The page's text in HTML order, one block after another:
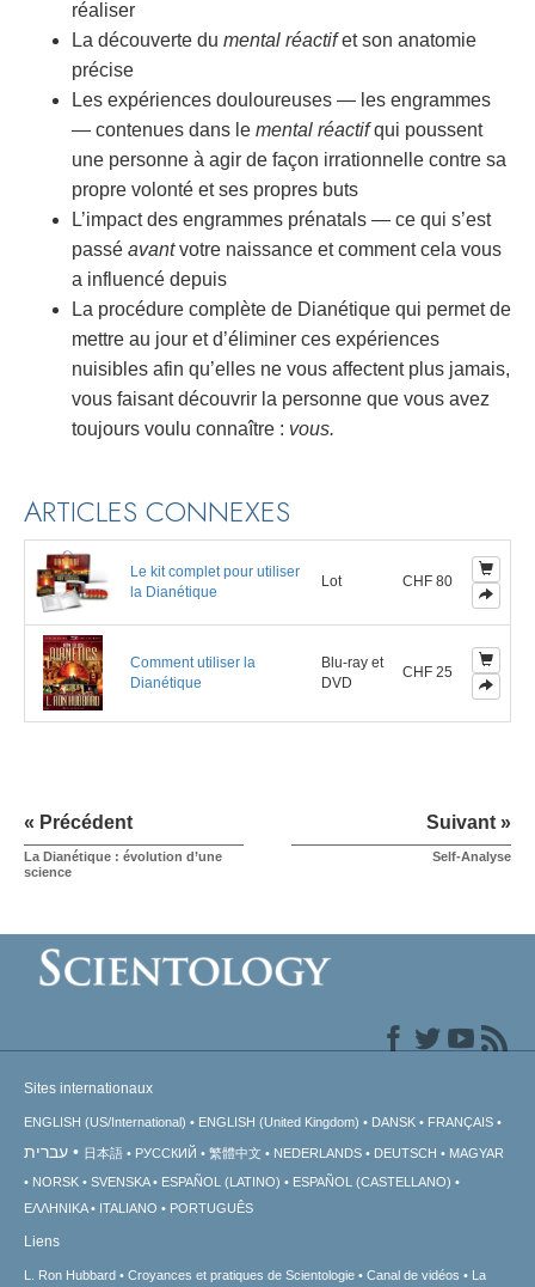
réaliser
La découverte du mental réactifet son anatomie
précise
Les expériences douloureuses — les engrammes
— contenues dans le mental réactifqui poussent
une personne à agir de façon irrationnelle contre sa
propre volonté et ses propres buts
L’impact des engrammes prénatals — ce qui s’est
passé avantvotre naissance et comment cela vous
a influencé depuis
La procédure complète de Dianétique qui permet de
mettre au jour et d’éliminer ces expériences
nuisibles afin qu’elles ne vous affectent plus jamais,
vous faisant découvrir la personne que vous avez
toujours voulu connaître : vous.
ARTICLES CONNEXES
Le kit complet pour utiliser
la Dianétique
Lot CHF 80
Comment utiliser la
Dianétique
Blu-ray et
DVD
CHF 25
« Précédent
La Dianétique : évolution d’une
science
Suivant »
Self-Analyse
Sites internationaux
ENGLISH (US/International) ENGLISH (United Kingdom) DANSK FRANÇAIS
עברית 日本語 РУССКИЙ 繁體中文 NEDERLANDS DEUTSCH
MAGYAR
NORSK
SVENSKA ESPAÑOL (LATINO)
ESPAÑOL (CASTELLANO)
ΕΛΛΗΝΙΚA
ITALIANO PORTUGUÊS
Liens
L. Ron Hubbard Croyances et pratiques de Scientologie Canal de vidéos La